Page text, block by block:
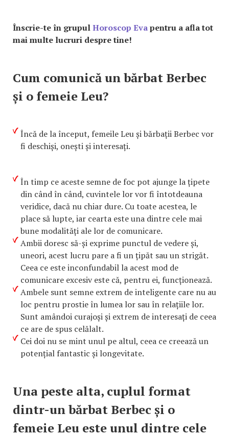
Înscrie-te în grupulHoroscop Evapentru a afla tot
mai multe lucruri despre tine!
Cum comunică un bărbat Berbec
și o femeie Leu?
Încă de la început, femeile Leu și bărbații Berbec vor
fi deschiși, onești și interesați.
În timp ce aceste semne de foc pot ajunge la țipete
din când în când, cuvintele lor vor fi întotdeauna
veridice, dacă nu chiar dure. Cu toate acestea, le
place să lupte, iar cearta este una dintre cele mai
bune modalități ale lor de comunicare.
Ambii doresc să-și exprime punctul de vedere și,
uneori, acest lucru pare a fi un țipăt sau un strigăt.
Ceea ce este inconfundabil la acest mod de
comunicare excesiv este că, pentru ei, funcționează.
Ambele sunt semne extrem de inteligente care nu au
loc pentru prostie în lumea lor sau în relațiile lor.
Sunt amândoi curajoși și extrem de interesați de ceea
ce are de spus celălalt.
Cei doi nu se mint unul pe altul, ceea ce creează un
potențial fantastic și longevitate.
Una peste alta, cuplul format
dintr-un bărbat Berbec și o
femeie Leu este unul dintre cele